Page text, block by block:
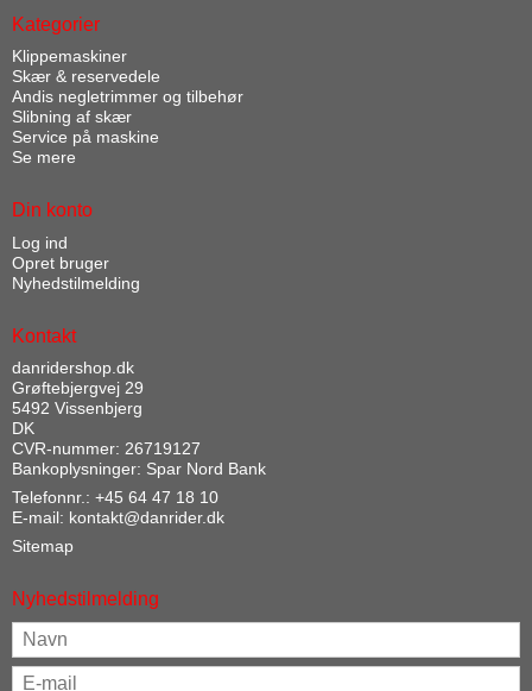
Kategorier
Klippemaskiner
Skær & reservedele
Andis negletrimmer og tilbehør
Slibning af skær
Service på maskine
Se mere
Din konto
Log ind
Opret bruger
Nyhedstilmelding
Kontakt
danridershop.dk
Grøftebjergvej 29
5492 Vissenbjerg
DK
CVR-nummer: 26719127
Bankoplysninger: Spar Nord Bank
Telefonnr.: +45 64 47 18 10
E-mail: kontakt@danrider.dk
Sitemap
Nyhedstilmelding